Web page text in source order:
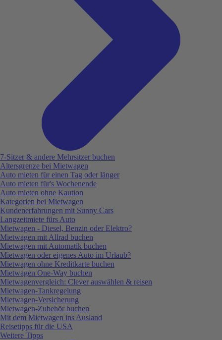
7-Sitzer & andere Mehrsitzer buchen
Altersgrenze bei Mietwagen
Auto mieten für einen Tag oder länger
Auto mieten für's Wochenende
Auto mieten ohne Kaution
Kategorien bei Mietwagen
Kundenerfahrungen mit Sunny Cars
Langzeitmiete fürs Auto
Mietwagen - Diesel, Benzin oder Elektro?
Mietwagen mit Allrad buchen
Mietwagen mit Automatik buchen
Mietwagen oder eigenes Auto im Urlaub?
Mietwagen ohne Kreditkarte buchen
Mietwagen One-Way buchen
Mietwagenvergleich: Clever auswählen & reisen
Mietwagen-Tankregelung
Mietwagen-Versicherung
Mietwagen-Zubehör buchen
Mit dem Mietwagen ins Ausland
Reisetipps für die USA
Weitere Tipps